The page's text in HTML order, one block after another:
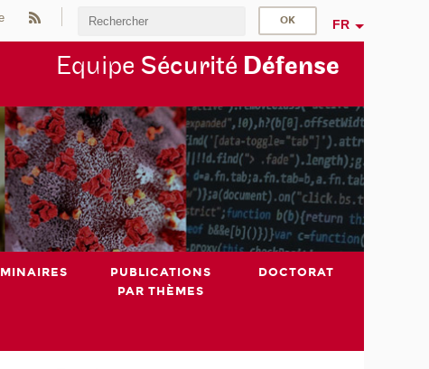
FR
Equipe Sécurité Défense
PUBLICATIONS
PAR THÈMES
DOCTORAT